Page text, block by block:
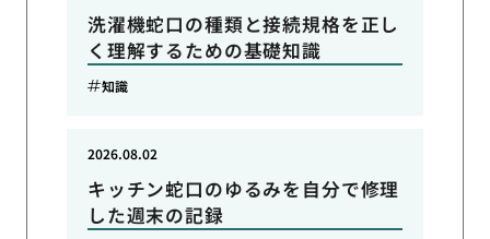
洗濯機蛇口の種類と接続規格を正し
く理解するための基礎知識
知識
キッチン蛇口のゆるみを自分で修理
した週末の記録
2026.08.02